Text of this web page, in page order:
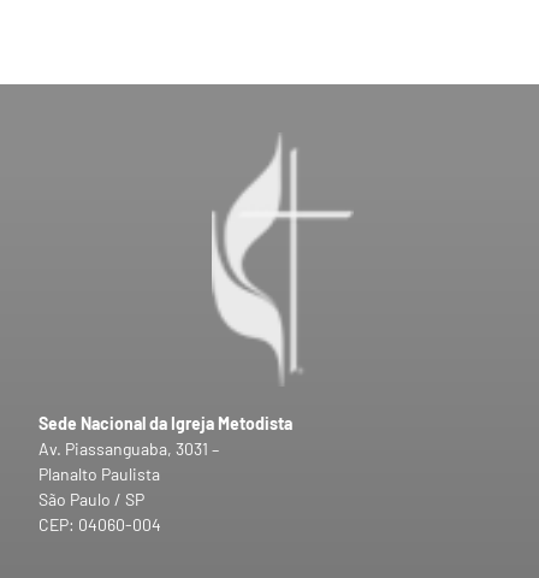
Sede Nacional da Igreja Metodista
Av. Piassanguaba, 3031 –
Planalto Paulista
São Paulo / SP
CEP: 04060-004